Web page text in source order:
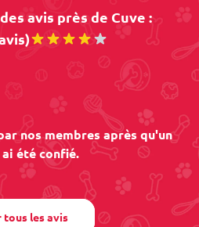
avis près de Cuve :
nos membres après qu'un
ai été confié.
tous les avis